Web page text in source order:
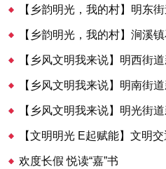
【乡韵明光，我的村】明东
【乡韵明光，我的村】涧溪
【乡风文明我来说】明西街
【乡风文明我来说】明南街
【乡风文明我来说】明光街
【文明明光 E起赋能】文明
欢度长假 悦读“嘉”书